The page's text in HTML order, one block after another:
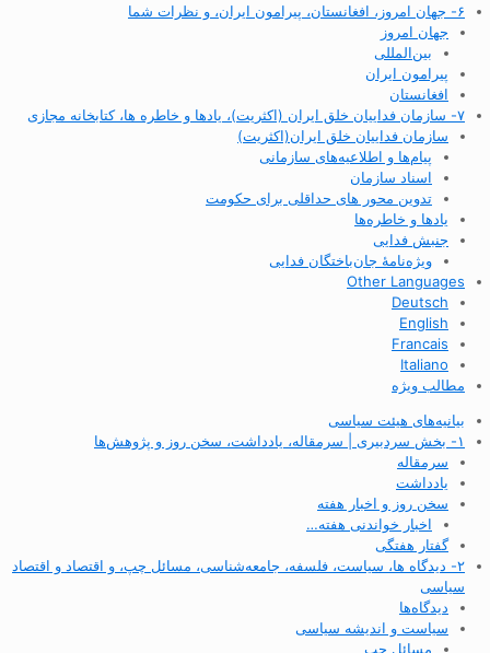
۶- جهان امروز، افغانستان، پیرامون ایران، و نظرات شما
جهان امروز
بین‌المللی
پیرامون ایران
افغانستان
۷- سازمان فداییان خلق ایران (اکثریت)، یادها و خاطره ها، کتابخانه مجازی
سازمان فداییان خلق ایران(اکثریت)
پیام‌ها و اطلاعیه‌های سازمانی
اسناد سازمان
تدوین محور های حداقلی برای حکومت
یادها و خاطره‌ها
جنبش فدایی
ویژه‌نامهٔ جان‌باختگان فدایی
Other Languages
Deutsch
English
Francais
Italiano
مطالب ویژه
بیانیه‌های هیئت سیاسی
۱- بخش سردبیری | سرمقاله، یادداشت، سخن روز و پژوهش‌ها
سرمقاله
یادداشت
سخن روز و اخبار هفته
اخبار خواندنی هفته…
گفتار هفتگی
۲- دیدگاه ها، سیاست، فلسفه، جامعه‌شناسی، مسائل چپ، و اقتصاد و اقتصاد
سیاسی
دیدگاه‌ها
سیاست و اندیشه سیاسی
مسائل چپ